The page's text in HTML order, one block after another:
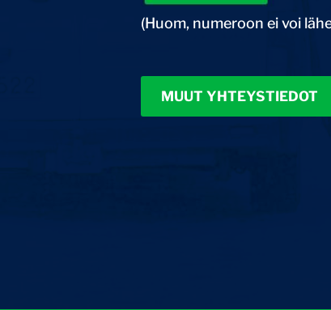
(Huom, numeroon ei voi
MUUT YHTEYSTIEDOT